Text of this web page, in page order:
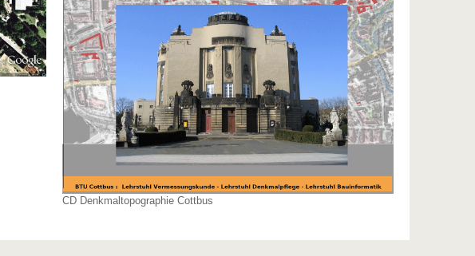
CD Denkmaltopographie Cottbus